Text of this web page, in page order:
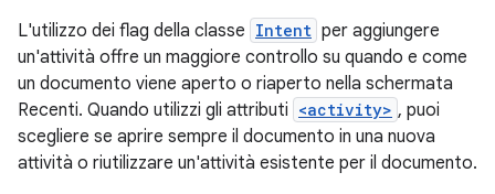
L'utilizzo dei flag della classe Intent per aggiungere
un'attività offre un maggiore controllo su quando e come
un documento viene aperto o riaperto nella schermata
Recenti. Quando utilizzi gli attributi <activity> , puoi
scegliere se aprire sempre il documento in una nuova
attività o riutilizzare un'attività esistente per il documento.